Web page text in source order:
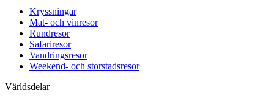
Kryssningar
Mat- och vinresor
Rundresor
Safariresor
Vandringsresor
Weekend- och storstadsresor
Världsdelar